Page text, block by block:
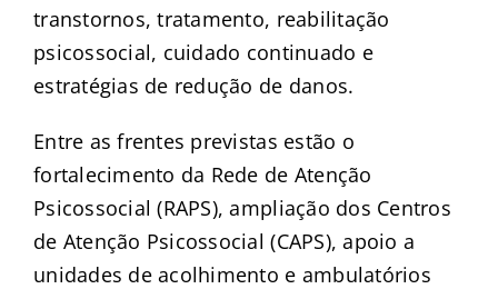
transtornos, tratamento, reabilitação
psicossocial, cuidado continuado e
estratégias de redução de danos.
Entre as frentes previstas estão o
fortalecimento da Rede de Atenção
Psicossocial (RAPS), ampliação dos Centros
de Atenção Psicossocial (CAPS), apoio a
unidades de acolhimento e ambulatórios